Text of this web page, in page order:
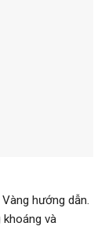
hướng dẫn.
và